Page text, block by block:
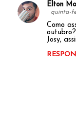
C
Elton
quinta-
Como
outubro?
Josy,